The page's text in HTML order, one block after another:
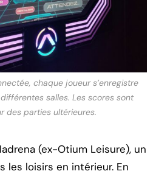
chaque joueur s’enregistre
salles. Les scores sont
des parties ultérieures.
(ex-Otium Leisure), un
les loisirs en intérieur. En